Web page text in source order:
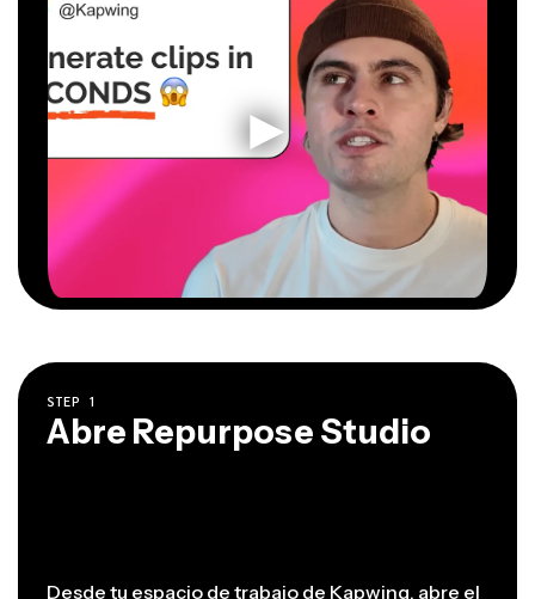
STEP 1
Abre Repurpose Studio
Desde tu espacio de trabajo de Kapwing, abre el